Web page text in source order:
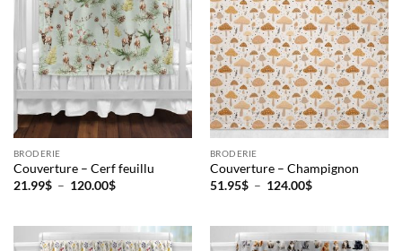
BRODERIE
Couverture – Cerf feuillu
21.99$ – 120.00$Plage
à
120.00$
BRODERIE
Couverture – Champignon
51.95$ – 124.00$Plage
à
124.00$